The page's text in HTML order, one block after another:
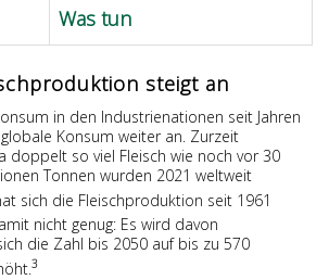
Was tun
steigt an
in den Industrienationen seit Jahren
Konsum weiter an. Zurzeit
doppelt so viel Fleisch wie noch vor 30
Tonnen wurden 2021 weltweit
sich die Fleischproduktion seit 1961
nicht genug: Es wird davon
die Zahl bis 2050 auf bis zu 570
3